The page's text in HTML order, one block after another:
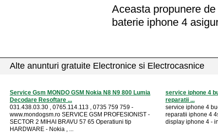
Aceasta propunere
baterie iphone 4
Alte anunturi gratuite Electronice si Electrocasnice
Service Gsm MONDO GSM Nokia N8 N9 800 Lumia
Decodare Resoftare ...
031.438.03.30 , 0765.114.113 , 0735 759 759 -
www.mondogsm.ro SERVICE GSM PROFESIONIST -
SECTOR 2 MIHAI BRAVU 57 65 Operatiuni tip
HARDWARE - Nokia , ...
service iphone 4
reparatii ...
service iphone 4
reparatii iphone 4
display iphone 4 -